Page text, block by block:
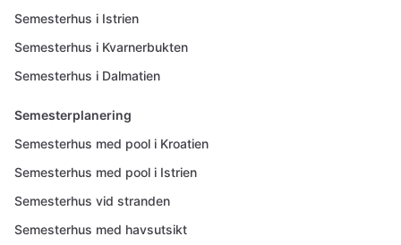
Semesterhus i Istrien
Semesterhus i Kvarnerbukten
Semesterhus i Dalmatien
Semesterplanering
Semesterhus med pool i Kroatien
Semesterhus med pool i Istrien
Semesterhus vid stranden
Semesterhus med havsutsikt